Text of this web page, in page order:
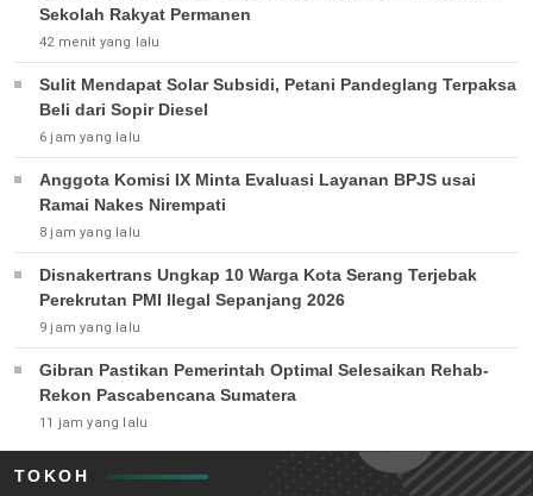
Sekolah Rakyat Permanen
42 menit yang lalu
Sulit Mendapat Solar Subsidi, Petani Pandeglang Terpaksa
Beli dari Sopir Diesel
6 jam yang lalu
Anggota Komisi IX Minta Evaluasi Layanan BPJS usai
Ramai Nakes Nirempati
8 jam yang lalu
Disnakertrans Ungkap 10 Warga Kota Serang Terjebak
Perekrutan PMI Ilegal Sepanjang 2026
9 jam yang lalu
Gibran Pastikan Pemerintah Optimal Selesaikan Rehab-
Rekon Pascabencana Sumatera
11 jam yang lalu
TOKOH